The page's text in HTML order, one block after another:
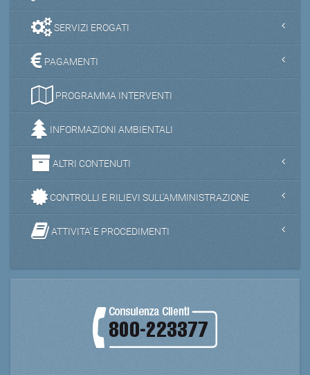
SERVIZI EROGATI
PAGAMENTI
PROGRAMMA INTERVENTI
INFORMAZIONI AMBIENTALI
ALTRI CONTENUTI
CONTROLLI E RILIEVI SULL'AMMINISTRAZIONE
ATTIVITA' E PROCEDIMENTI